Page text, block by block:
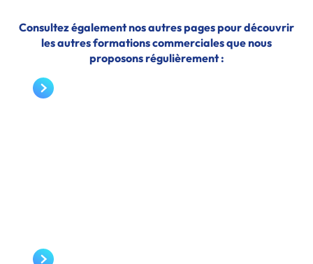
Consultez également nos autres pages pour découvrir
les autres formations commerciales que nous
proposons régulièrement :